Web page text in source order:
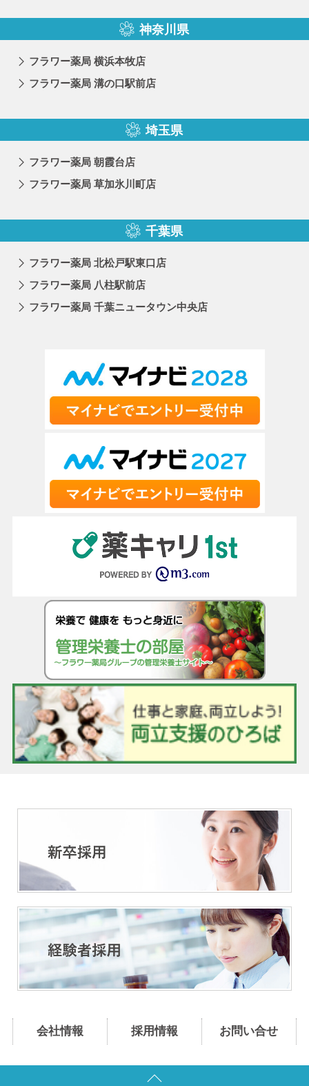
神奈川県
フラワー薬局 横浜本牧店
フラワー薬局 溝の口駅前店
埼玉県
フラワー薬局 朝霞台店
フラワー薬局 草加氷川町店
千葉県
フラワー薬局 北松戸駅東口店
フラワー薬局 八柱駅前店
フラワー薬局 千葉ニュータウン中央店
会社情報 採用情報 お問い合せ